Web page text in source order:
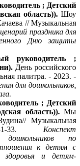
; Детский
область)). Шоу
// Музыкальная
праздника для
Дню защиты
руководитель ;
День российского
палитра. - 2023. -
для дошкольников,
; Детский
область)).Мы
Музыкальная
31-33. Конспект
по
к детям с
здоровья и детям-